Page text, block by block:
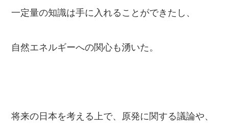
一定量の知識は手に入れることができたし、
自然エネルギーへの関心も湧いた。
将来の日本を考える上で、原発に関する議論や、